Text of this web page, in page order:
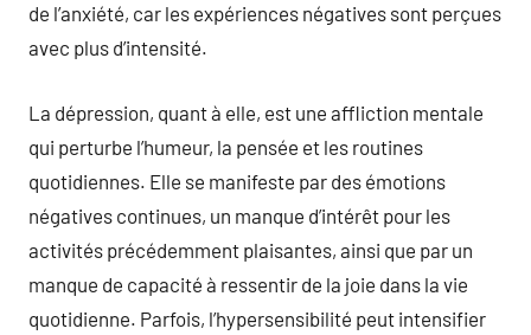
de l’anxiété, car les expériences négatives sont perçues
avec plus d’intensité.
La dépression, quant à elle, est une affliction mentale
qui perturbe l’humeur, la pensée et les routines
quotidiennes. Elle se manifeste par des émotions
négatives continues, un manque d’intérêt pour les
activités précédemment plaisantes, ainsi que par un
manque de capacité à ressentir de la joie dans la vie
quotidienne. Parfois, l’hypersensibilité peut intensifier